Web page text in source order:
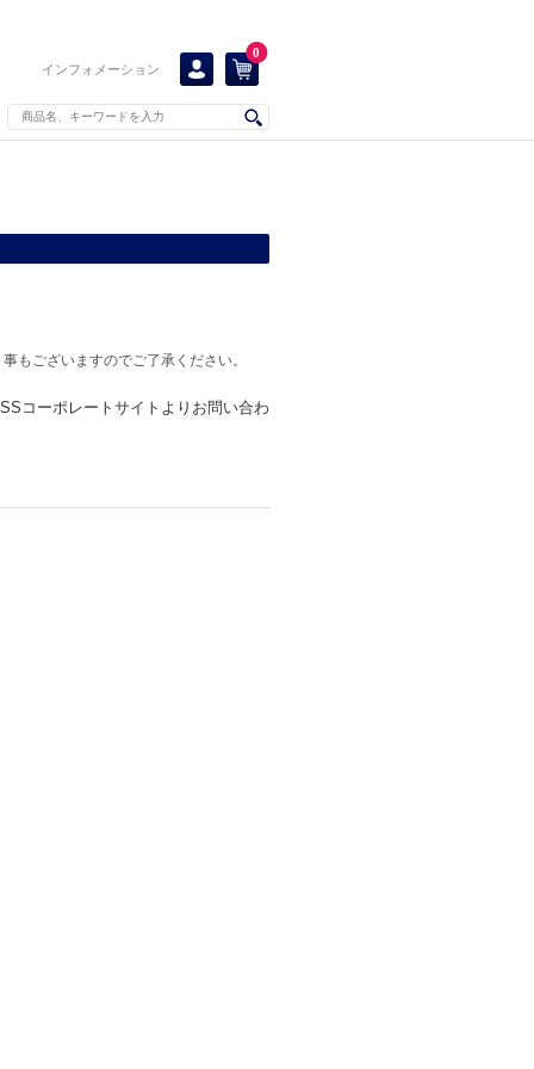
インフォメーション
0
もございますのでご了承ください。
コーポレートサイトよりお問い合わ